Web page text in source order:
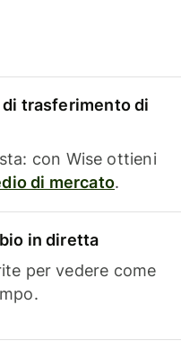
trasferimento di
con Wise ottieni
di mercato.
in diretta
per vedere come